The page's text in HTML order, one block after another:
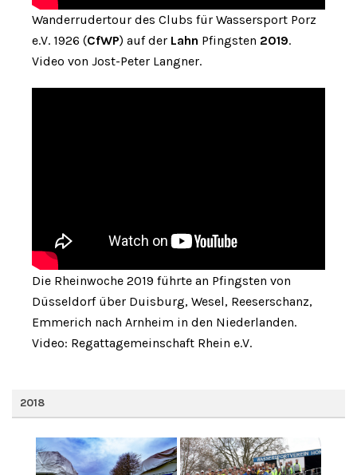
Wanderrudertour des Clubs für Wassersport Porz
e.V. 1926 (CfWP) auf der Lahn Pfingsten 2019.
Video von Jost-Peter Langner.
Die Rheinwoche 2019 führte an Pfingsten von
Düsseldorf über Duisburg, Wesel, Reeserschanz,
Emmerich nach Arnheim in den Niederlanden.
Video: Regattagemeinschaft Rhein e.V.
2018